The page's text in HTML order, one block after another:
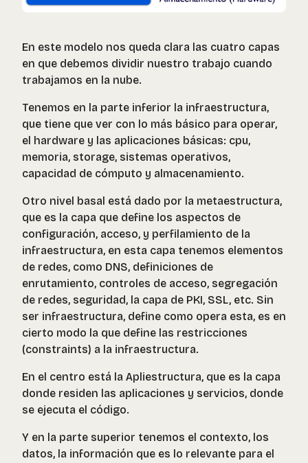
En este modelo nos queda clara las cuatro capas
en que debemos dividir nuestro trabajo cuando
trabajamos en la nube.
Tenemos en la parte inferior la infraestructura,
que tiene que ver con lo más básico para operar,
el hardware y las aplicaciones básicas: cpu,
memoria, storage, sistemas operativos,
capacidad de cómputo y almacenamiento.
Otro nivel basal está dado por la metaestructura,
que es la capa que define los aspectos de
configuración, acceso, y perfilamiento de la
infraestructura, en esta capa tenemos elementos
de redes, como DNS, definiciones de
enrutamiento, controles de acceso, segregación
de redes, seguridad, la capa de PKI, SSL, etc. Sin
ser infraestructura, define como opera esta, es en
cierto modo la que define las restricciones
(constraints) a la infraestructura.
En el centro está la Apliestructura, que es la capa
donde residen las aplicaciones y servicios, donde
se ejecuta el código.
Y en la parte superior tenemos el contexto, los
datos, la información que es lo relevante para el